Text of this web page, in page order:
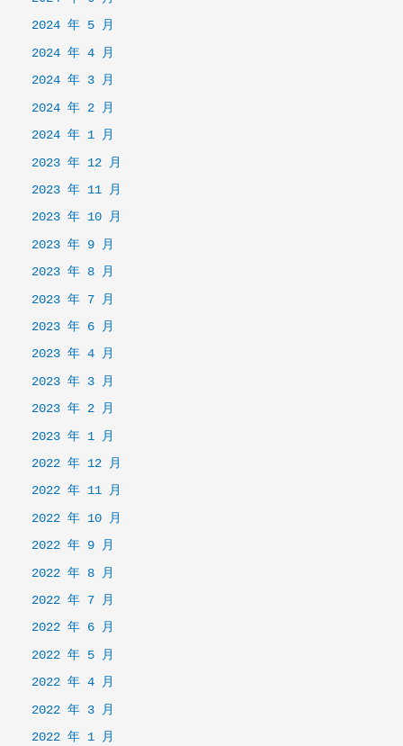
2024 年 5 月
2024 年 4 月
2024 年 3 月
2024 年 2 月
2024 年 1 月
2023 年 12 月
2023 年 11 月
2023 年 10 月
2023 年 9 月
2023 年 8 月
2023 年 7 月
2023 年 6 月
2023 年 4 月
2023 年 3 月
2023 年 2 月
2023 年 1 月
2022 年 12 月
2022 年 11 月
2022 年 10 月
2022 年 9 月
2022 年 8 月
2022 年 7 月
2022 年 6 月
2022 年 5 月
2022 年 4 月
2022 年 3 月
2022 年 1 月